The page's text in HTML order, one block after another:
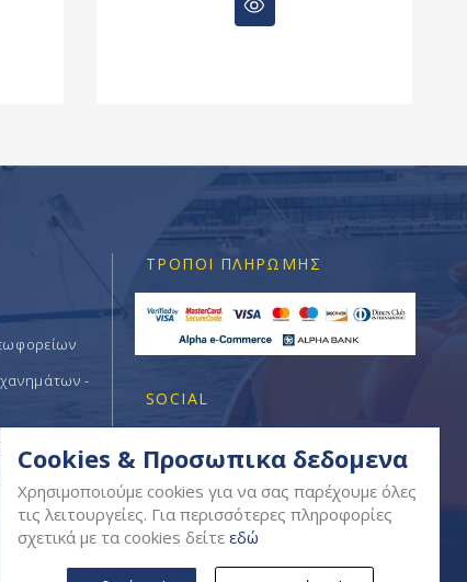
-
-
ΤΡΌΠΟΙ ΠΛΗΡΩΜΉΣ
SOCIAL
Cookies & Προσωπικα δεδομενα
Χρησιμοποιούμε cookies για να σας παρέχουμε όλες
τις λειτουργείες. Για περισσότερες πληροφορίες
σχετικά με τα cookies δείτε εδώ